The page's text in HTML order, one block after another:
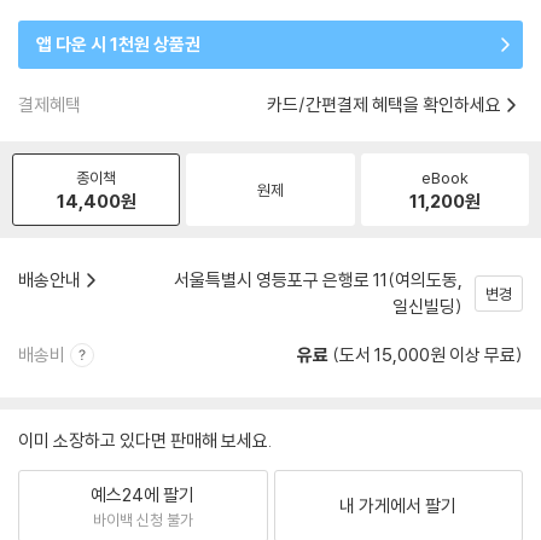
앱 다운 시 1천원 상품권
결제혜택 카드/간편결제 혜택을 확인하세요
종이책
14,400원 원제
eBook
11,200원
배송안내
서울특별시 영등포구 은행로 11(여의도동,
일신빌딩)
변경
배송비 유료 (도서 15,000원 이상 무료)
이미 소장하고 있다면 판매해 보세요.
예스24에 팔기
바이백 신청 불가
내 가게에서 팔기